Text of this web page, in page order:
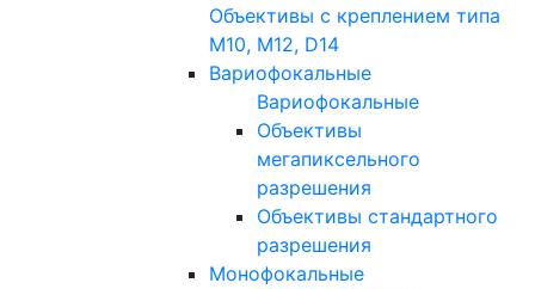
Объективы с креплением типа
M10, M12, D14
Вариофокальные
Вариофокальные
Объективы
мегапиксельного
разрешения
Объективы стандартного
разрешения
Монофокальные